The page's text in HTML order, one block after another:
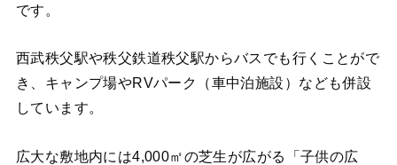
です。
西武秩父駅や秩父鉄道秩父駅からバスでも行くことがで
き、キャンプ場やRVパーク（車中泊施設）なども併設
しています。
広大な敷地内には4,000㎡の芝生が広がる「子供の広